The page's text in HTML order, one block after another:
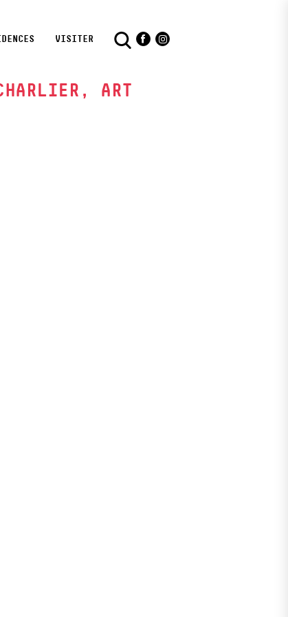
VISITER
FacebookInstagram
ART